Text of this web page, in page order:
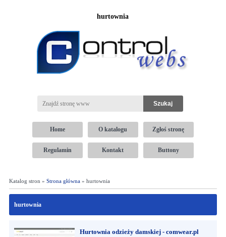
hurtownia
Home O katalogu Zgłoś stronę
Regulamin Kontakt Buttony
Katalog stron » Strona główna» hurtownia
hurtownia
Hurtownia odzieży damskiej - comwear.pl